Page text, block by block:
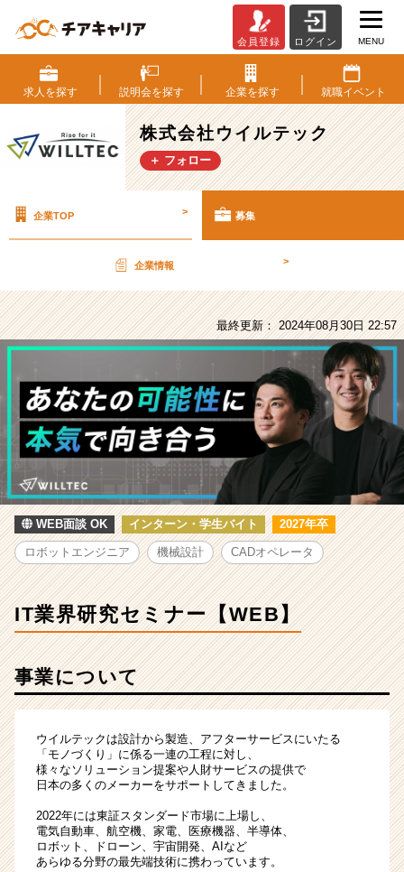
式
会
社
ウ
イ
ル
の
採
求
IT
界
研
究
セ
ミ
ナ
ー
【WEB】
|
ベ
ャ
ー・
企
業
か
ら
ス
カ
ト
が
届
会員登録 ログイン MENU
求人を探す 説明会を探す 企業を探す 就職イベント
株式会社ウイルテック
＋ フォロー
企業TOP > 募集
企業情報 >
最終更新： 2024年08月30日 22:57
WEB面談 OK インターン・学生バイト 2027年卒
ロボットエンジニア 機械設計 CADオペレータ
IT業界研究セミナー【WEB】
事業について
ウイルテックは設計から製造、アフターサービスにいたる
「モノづくり」に係る一連の工程に対し、
様々なソリューション提案や人財サービスの提供で
日本の多くのメーカーをサポートしてきました。
2022年には東証スタンダード市場に上場し、
電気自動車、航空機、家電、医療機器、半導体、
ロボット、ドローン、宇宙開発、AIなど
あらゆる分野の最先端技術に携わっています。